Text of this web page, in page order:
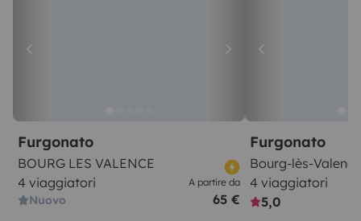
Furgonato
BOURG LES VALENCE
4 viaggiatori
Nuovo
A partire da
65 €
Furgonato
Bourg-lès-Valence
4 viaggiatori
5,0